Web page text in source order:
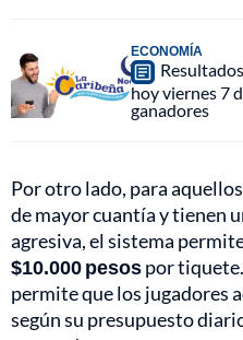
ECONOMÍA
hoy viernes 7
ganadores
Por otro lado, para
de mayor cuantía y tienen
agresiva, el sistema
$10.000 pesospor
permite que los jugadores
según su presupuesto